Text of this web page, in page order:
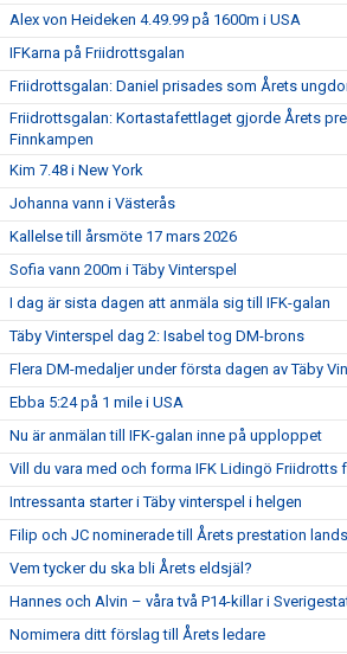
Alex von Heideken 4.49.99 på 1600m i USA
IFKarna på Friidrottsgalan
Friidrottsgalan: Daniel prisades som Årets
Friidrottsgalan: Kortastafettlaget gjorde Årets
Finnkampen
Kim 7.48 i New York
Johanna vann i Västerås
Kallelse till årsmöte 17 mars 2026
Sofia vann 200m i Täby Vinterspel
I dag är sista dagen att anmäla sig till IFK-galan
Täby Vinterspel dag 2: Isabel tog DM-brons
Flera DM-medaljer under första dagen av Täby
Ebba 5:24 på 1 mile i USA
Nu är anmälan till IFK-galan inne på upploppet
Vill du vara med och forma IFK Lidingö Friidrotts
Intressanta starter i Täby vinterspel i helgen
Filip och JC nominerade till Årets prestation
Vem tycker du ska bli Årets eldsjäl?
Hannes och Alvin – våra två P14-killar i
Nomimera ditt förslag till Årets ledare